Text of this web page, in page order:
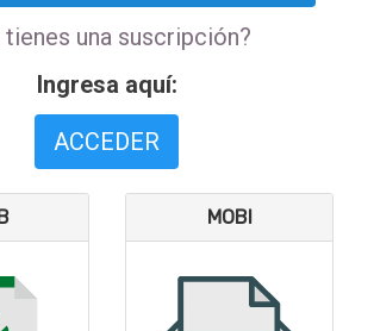
tienes una suscripción?
Ingresa aquí:
ACCEDER
MOBI